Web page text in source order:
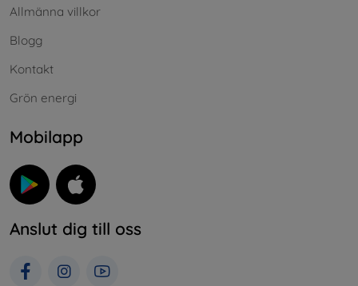
Allmänna villkor
Blogg
Kontakt
Grön energi
Mobilapp
Anslut dig till oss